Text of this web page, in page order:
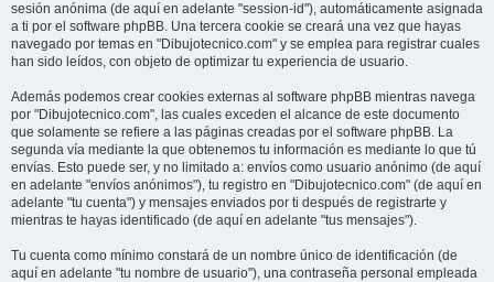
sesión anónima (de aquí en adelante "session-id"), automáticamente asignada
a ti por el software phpBB. Una tercera cookie se creará una vez que hayas
navegado por temas en "Dibujotecnico.com" y se emplea para registrar cuales
han sido leídos, con objeto de optimizar tu experiencia de usuario.
Además podemos crear cookies externas al software phpBB mientras navega
por "Dibujotecnico.com", las cuales exceden el alcance de este documento
que solamente se refiere a las páginas creadas por el software phpBB. La
segunda vía mediante la que obtenemos tu información es mediante lo que tú
envías. Esto puede ser, y no limitado a: envíos como usuario anónimo (de aquí
en adelante "envíos anónimos"), tu registro en "Dibujotecnico.com" (de aquí en
adelante "tu cuenta") y mensajes enviados por ti después de registrarte y
mientras te hayas identificado (de aquí en adelante "tus mensajes").
Tu cuenta como mínimo constará de un nombre único de identificación (de
aquí en adelante "tu nombre de usuario"), una contraseña personal empleada